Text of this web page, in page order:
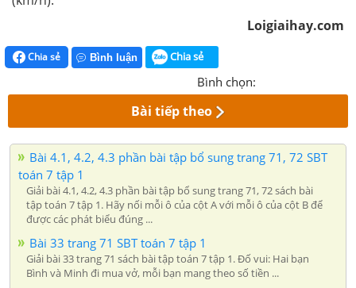
Loigiaihay.com
Chia sẻ Bình luận Chia sẻ
Bình chọn:
Bài tiếp theo
Bài 4.1, 4.2, 4.3 phần bài tập bổ sung trang 71, 72 SBT
toán 7 tập 1
Giải bài 4.1, 4.2, 4.3 phần bài tập bổ sung trang 71, 72 sách bài
tập toán 7 tập 1. Hãy nối mỗi ô của cột A với mỗi ô của cột B để
được các phát biểu đúng ...
Bài 33 trang 71 SBT toán 7 tập 1
Giải bài 33 trang 71 sách bài tập toán 7 tập 1. Đố vui: Hai bạn
Bình và Minh đi mua vở, mỗi bạn mang theo số tiền ...